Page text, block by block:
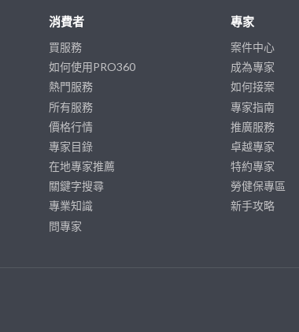
消費者
買服務
如何使用PRO360
熱門服務
所有服務
價格行情
專家目錄
在地專家推薦
關鍵字搜尋
專業知識
問專家
專家
案件中心
成為專家
如何接案
專家指南
推廣服務
卓越專家
特約專家
勞健保專區
新手攻略